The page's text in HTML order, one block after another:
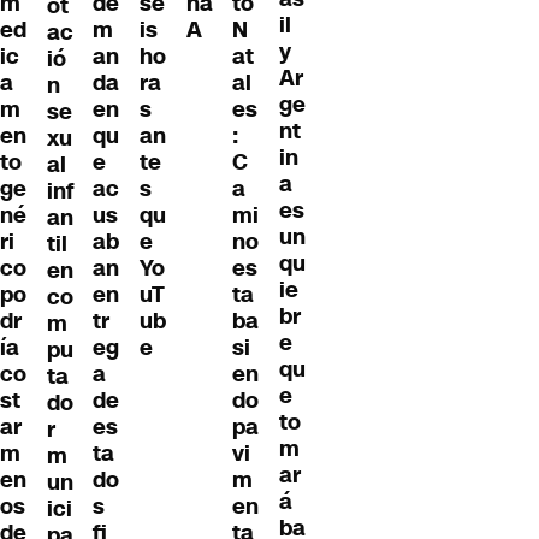
ed
ic
a
m
en
to
ge
né
ri
co
po
dr
ía
co
st
ar
m
en
os
de
ac
ió
n
se
xu
al
inf
an
til
en
co
m
pu
ta
do
r
m
un
ici
m
an
da
en
qu
e
ac
us
ab
an
en
tr
eg
a
de
es
ta
do
s
fi
is
ho
ra
s
an
te
s
qu
e
Yo
uT
ub
e
A
N
at
al
es
:
C
a
mi
no
es
ta
ba
si
en
do
pa
vi
m
en
ta
il
y
Ar
ge
nt
in
a
es
un
qu
ie
br
e
qu
e
to
m
ar
á
ba